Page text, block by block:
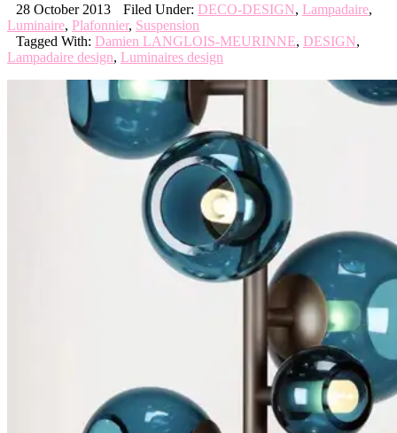
28 October 2013 Filed Under: DECO-DESIGN, Lampadaire,
Luminaire, Plafonnier, Suspension
Tagged With: Damien LANGLOIS-MEURINNE, DESIGN,
Lampadaire design, Luminaires design